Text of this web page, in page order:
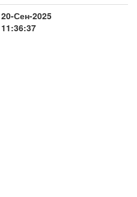
20-Сен-2025
11:36:37